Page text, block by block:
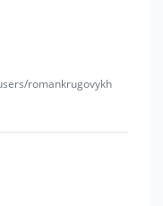
romankrugovykh